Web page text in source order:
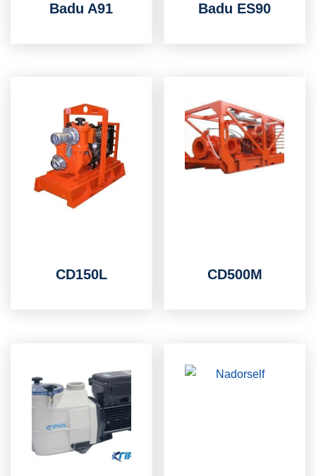
Badu A91 Badu ES90
CD150L CD500M